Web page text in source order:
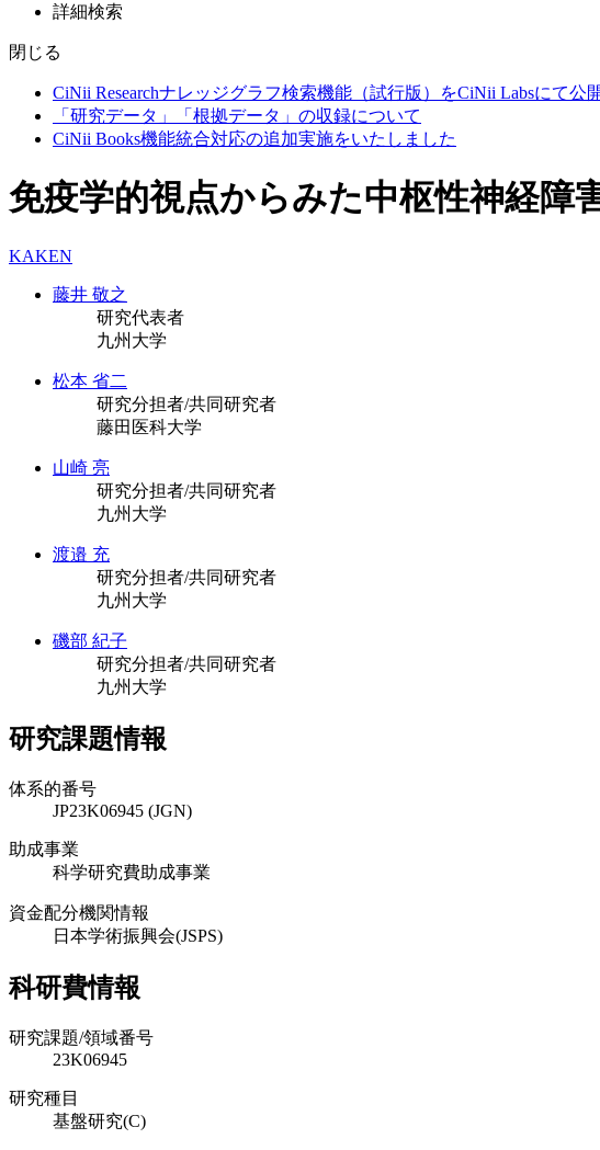
詳細検索
閉じる
CiNii Researchナレッジグラフ検索機能（試行版）をCiNii Labsにて公
「研究データ」「根拠データ」の収録について
CiNii Books機能統合対応の追加実施をいたしました
免疫学的視点からみた中枢性神経障
KAKEN
藤井 敬之
研究代表者
九州大学
松本 省二
研究分担者/共同研究者
藤田医科大学
山崎 亮
研究分担者/共同研究者
九州大学
渡邉 充
研究分担者/共同研究者
九州大学
磯部 紀子
研究分担者/共同研究者
九州大学
研究課題情報
体系的番号
JP23K06945 (JGN)
助成事業
科学研究費助成事業
資金配分機関情報
日本学術振興会(JSPS)
科研費情報
研究課題/領域番号
23K06945
研究種目
基盤研究(C)